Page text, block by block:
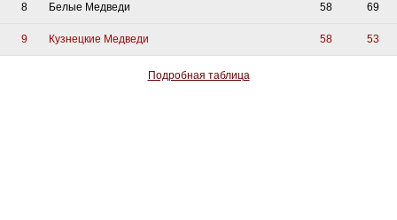
8 Белые Медведи 58 69
9 Кузнецкие Медведи 58 53
Подробная таблица